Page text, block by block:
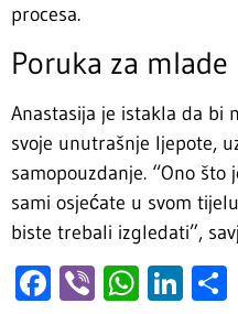
procesa.
Poruka za mlade
Anastasija je istakla da bi
svoje unutrašnje ljepote,
samopouzdanje. “Ono što
sami osjećate u svom
biste trebali izgledati”,
Facebook
Viber